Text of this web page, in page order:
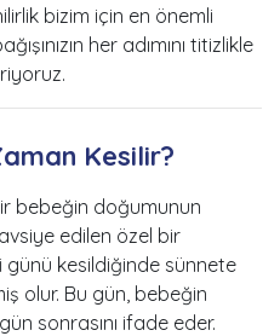
bizim için en önemli
her adımını titizlikle
Kesilir?
bebeğin doğumunun
edilen özel bir
günü kesildiğinde sünnete
olur. Bu gün, bebeğin
sonrasını ifade eder.